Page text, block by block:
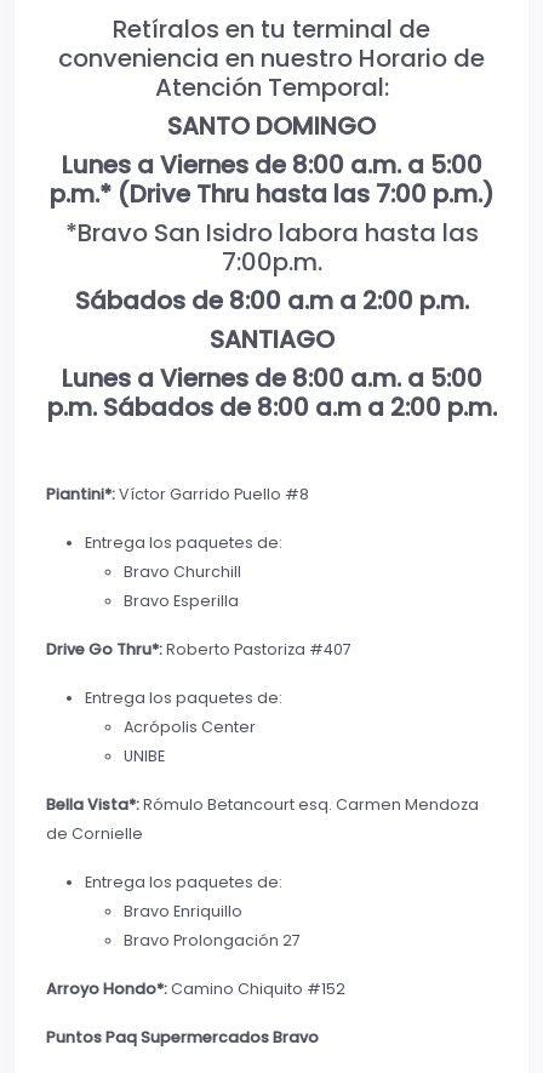
Retíralos en tu terminal de
conveniencia en nuestro Horario de
Atención Temporal:
SANTO DOMINGO
Lunes a Viernes de 8:00 a.m. a 5:00
p.m.* (Drive Thru hasta las 7:00 p.m.)
*Bravo San Isidro labora hasta las
7:00p.m.
Sábados de 8:00 a.m a 2:00 p.m.
SANTIAGO
Lunes a Viernes de 8:00 a.m. a 5:00
p.m. Sábados de 8:00 a.m a 2:00 p.m.
Piantini*:Víctor Garrido Puello #8
Entrega los paquetes de:
Bravo Churchill
Bravo Esperilla
Drive Go Thru*:Roberto Pastoriza #407
Entrega los paquetes de:
Acrópolis Center
UNIBE
Bella Vista*:Rómulo Betancourt esq. Carmen Mendoza
de Cornielle
Entrega los paquetes de:
Bravo Enriquillo
Bravo Prolongación 27
Arroyo Hondo*:Camino Chiquito #152
Puntos Paq Supermercados Bravo